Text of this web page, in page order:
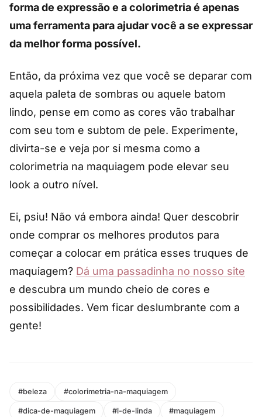
forma de expressão e a colorimetria é apenas
uma ferramenta para ajudar você a se expressar
da melhor forma possível.
Então, da próxima vez que você se deparar com
aquela paleta de sombras ou aquele batom
lindo, pense em como as cores vão trabalhar
com seu tom e subtom de pele. Experimente,
divirta-se e veja por si mesma como a
colorimetria na maquiagem pode elevar seu
look a outro nível.
Ei, psiu! Não vá embora ainda! Quer descobrir
onde comprar os melhores produtos para
começar a colocar em prática esses truques de
maquiagem? Dá uma passadinha no nosso site
e descubra um mundo cheio de cores e
possibilidades. Vem ficar deslumbrante com a
gente!
#beleza #colorimetria-na-maquiagem
#dica-de-maquiagem #l-de-linda #maquiagem